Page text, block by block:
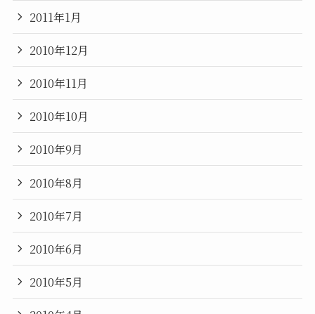
2011年1月
2010年12月
2010年11月
2010年10月
2010年9月
2010年8月
2010年7月
2010年6月
2010年5月